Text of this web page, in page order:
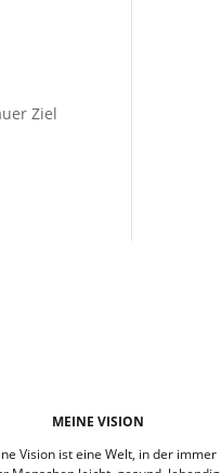
Ziel
MEINE VISION
Vision ist eine Welt, in der immer